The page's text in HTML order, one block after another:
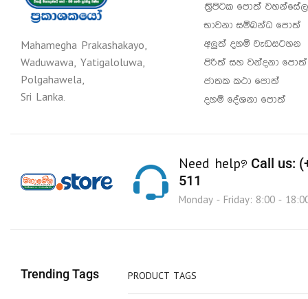
Mahamegha Prakashakayo,
Waduwawa, Yatigaloluwa,
Polgahawela,
Sri Lanka.
ත්‍රිපිටක පොත්
භාවනා සම්බන්ධ පොත්
අලුත් දහම් වැඩසටහන
පිරිත් සහ වන්දනා පොත්
ජාතක කථා පොත්
දහම් දේශනා පොත්
Need help? Call us:
511
Monday - Friday: 8:00 -
Trending Tags PRODUCT TAGS